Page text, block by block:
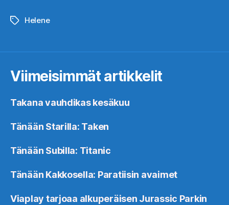
Avainsanat
Helene
Viimeisimmät artikkelit
Takana vauhdikas kesäkuu
Tänään Starilla: Taken
Tänään Subilla: Titanic
Tänään Kakkosella: Paratiisin avaimet
Viaplay tarjoaa alkuperäisen Jurassic Parkin